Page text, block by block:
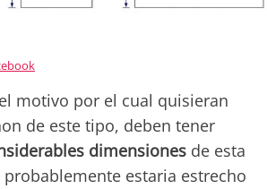
motivo por el cual quisieran
de este tipo, deben tener
dimensiones de esta
estaria estrecho